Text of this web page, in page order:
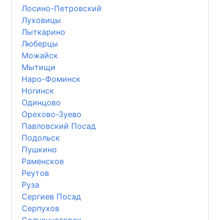
Лосино-Петровский
Луховицы
Лыткарино
Люберцы
Можайск
Мытищи
Наро-Фоминск
Ногинск
Одинцово
Орехово-Зуево
Павловский Посад
Подольск
Пушкино
Раменское
Реутов
Руза
Сергиев Посад
Серпухов